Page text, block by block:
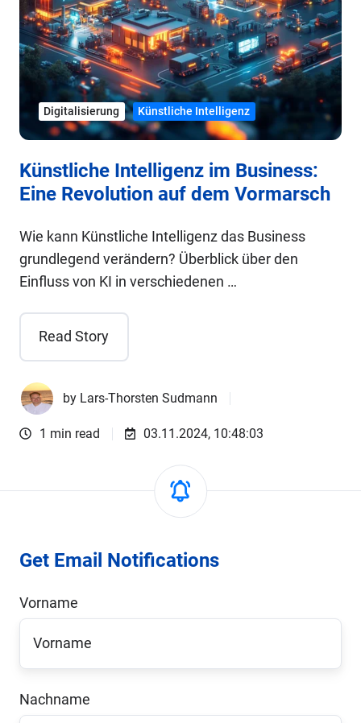
Künstliche Intelligenz im Business:
Eine Revolution auf dem Vormarsch
Wie kann Künstliche Intelligenz das Business
grundlegend verändern? Überblick über den
Einfluss von KI in verschiedenen …
Read Story
by Lars-Thorsten Sudmann
1 min read 03.11.2024, 10:48:03
Digitalisierung Künstliche Intelligenz
Get Email Notifications
Vorname
Nachname